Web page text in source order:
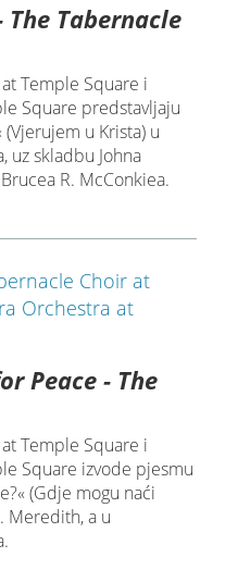
Tabernacle
Temple Square i
Square predstavljaju
u Krista) u
uz skladbu Johna
R. McConkiea.
Peace - The
Temple Square i
Square izvode pjesmu
(Gdje mogu naći
Meredith, a u